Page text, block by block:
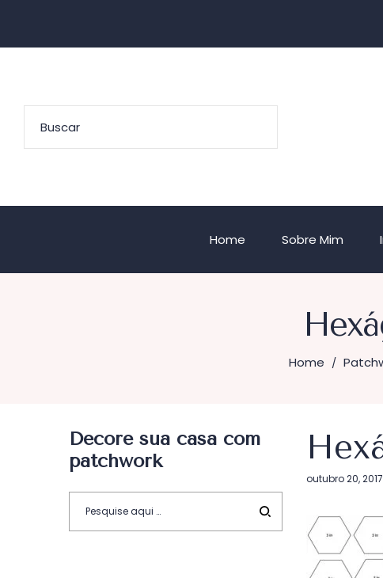
Home Sobre Mim
Home /
Postado
outubro 20, 2017
Decore sua casa com
patchwork